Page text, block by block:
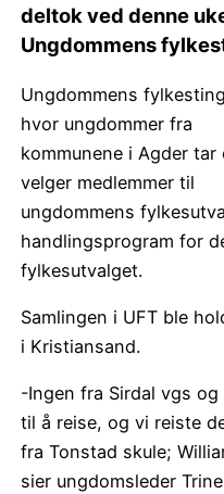
deltok ved denne
Ungdommens
Ungdommens
hvor ungdommer fra
kommunene i Agder
velger medlemmer til
ungdommens
handlingsprogram for
fylkesutvalget.
Samlingen i UFT ble
i Kristiansand.
-Ingen fra Sirdal vgs
til å reise, og vi reiste
fra Tonstad skule;
sier ungdomsleder